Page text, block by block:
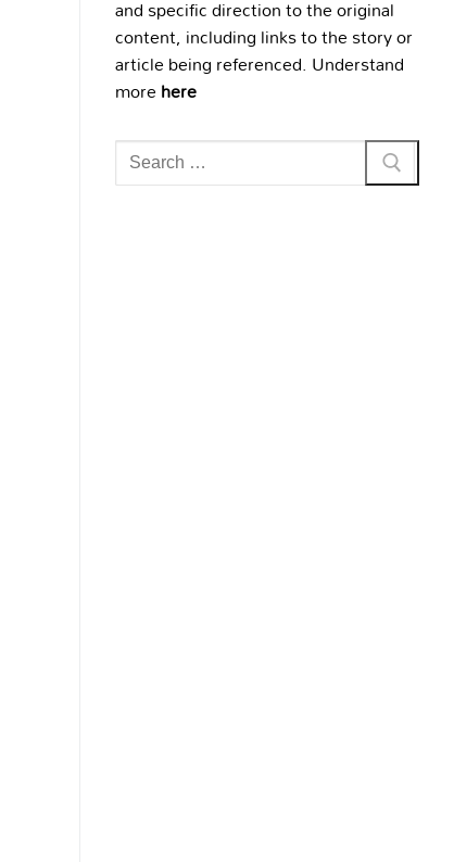
and specific direction to the original
content, including links to the story or
article being referenced. Understand
morehere
Search
for: